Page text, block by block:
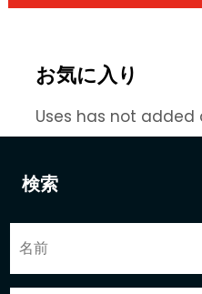
検索
お気に入り
Uses has not